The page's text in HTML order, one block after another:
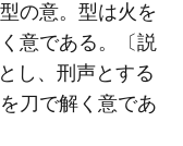
の意。型は火を
意である。〔説
し、刑声とする
刀で解く意であ